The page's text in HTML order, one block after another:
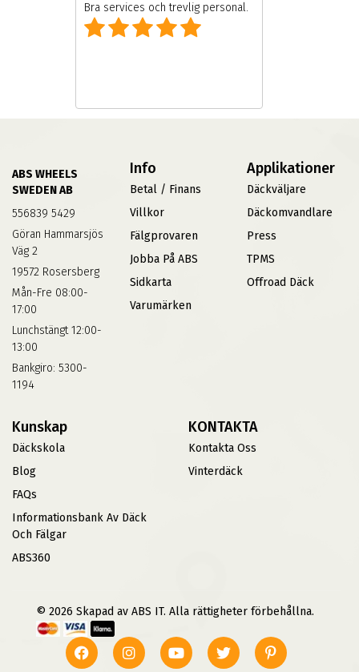
Bra services och trevlig personal.
ABS WHEELS
SWEDEN AB
556839 5429
Göran Hammarsjös
Väg 2
19572 Rosersberg
Mån-Fre 08:00-
17:00
Lunchstängt 12:00-
13:00
Bankgiro: 5300-
1194
Info
Betal / Finans
Villkor
Fälgprovaren
Jobba På ABS
Sidkarta
Varumärken
Applikationer
Däckväljare
Däckomvandlare
Press
TPMS
Offroad Däck
Kunskap
Däckskola
Blog
FAQs
Informationsbank Av Däck
Och Fälgar
ABS360
KONTAKTA
Kontakta Oss
Vinterdäck
© 2026 Skapad av ABS IT. Alla rättigheter förbehållna.